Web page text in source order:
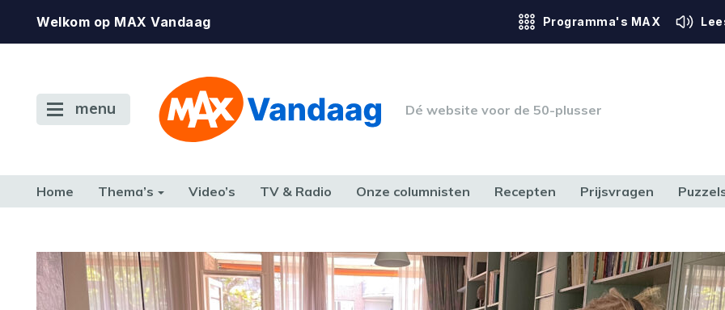
Welkom op MAX Vandaag Programma's MAX
menu Dé website voor de 50-plusser
Home Thema’s Video’s TV & Radio Onze columnisten Recepten Prijsvragen